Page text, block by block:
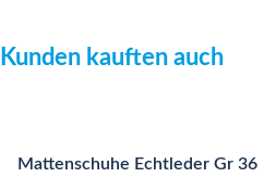
Produktgalerie überspringen
Kunden kauften auch
Mattenschuhe Echtleder Gr 36